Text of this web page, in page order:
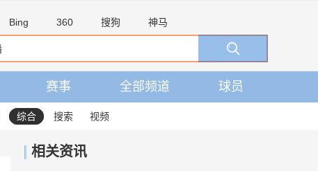
Bing 360 搜狗 神马
赛事 全部频道 球员
综合 搜索 视频
相关资讯